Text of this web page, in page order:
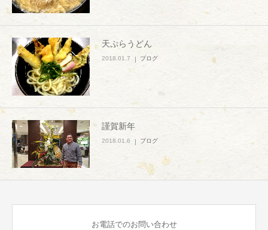
天ぷらうどん
2018.01.7 ブログ
謹賀新年
2018.01.6 ブログ
お電話でのお問い合わせ